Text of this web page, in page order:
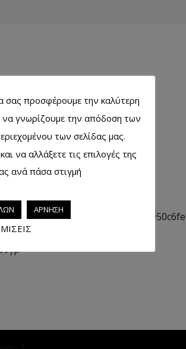
0.11 kg
σας προσφέρουμε την καλύτερη
να γνωρίζουμε την απόδοση των
των σελίδας μας.
να αλλάξετε τις επιλογές της
ανά πάσα στιγμή
ΑΡΝΗΣΗ